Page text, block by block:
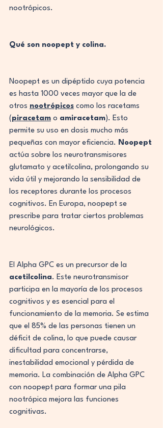
nootrópicos.
Qué son noopept y colina.
Noopept es un dipéptido cuya potencia
es hasta 1000 veces mayor que la de
otros nootrópicos como los racetams
( piracetam o amiracetam). Esto
permite su uso en dosis mucho más
pequeñas con mayor eficiencia. Noopept
actúa sobre los neurotransmisores
glutamato y acetilcolina, prolongando su
vida útil y mejorando la sensibilidad de
los receptores durante los procesos
cognitivos. En Europa, noopept se
prescribe para tratar ciertos problemas
neurológicos.
El Alpha GPC es un precursor de la
acetilcolina. Este neurotransmisor
participa en la mayoría de los procesos
cognitivos y es esencial para el
funcionamiento de la memoria. Se estima
que el 85% de las personas tienen un
déficit de colina, lo que puede causar
dificultad para concentrarse,
inestabilidad emocional y pérdida de
memoria. La combinación de Alpha GPC
con noopept para formar una pila
nootrópica mejora las funciones
cognitivas.